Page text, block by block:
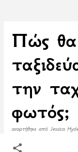
Πώς
την
φωτός;
αναρτήθηκε από Jessica